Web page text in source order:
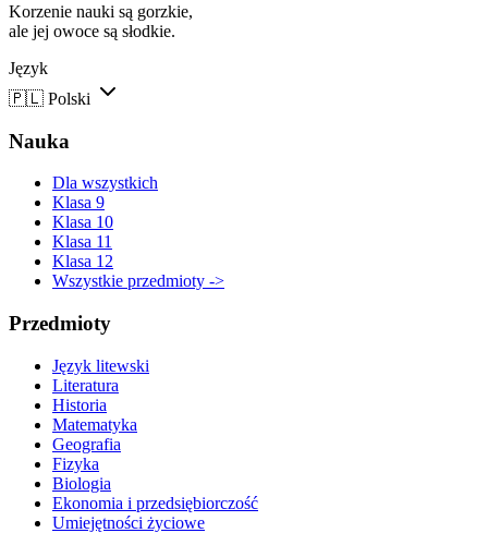
Korzenie nauki są gorzkie,
ale jej owoce są słodkie.
Język
🇵🇱 Polski
Nauka
Dla wszystkich
Klasa 9
Klasa 10
Klasa 11
Klasa 12
Wszystkie przedmioty ->
Przedmioty
Język litewski
Literatura
Historia
Matematyka
Geografia
Fizyka
Biologia
Ekonomia i przedsiębiorczość
Umiejętności życiowe